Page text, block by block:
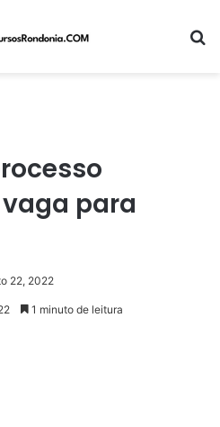
para
22, 2022
1 minuto de leitura